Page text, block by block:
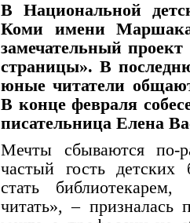
В Национальной
Коми имени
замечательный
страницы». В
юные читатели
В конце февраля
писательница Елена
Мечты сбываются по-
частый гость
стать
читать», – призналась